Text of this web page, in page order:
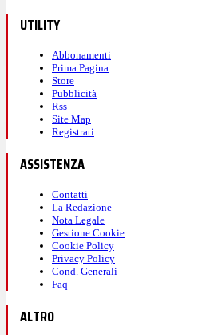
UTILITY
Abbonamenti
Prima Pagina
Store
Pubblicità
Rss
Site Map
Registrati
ASSISTENZA
Contatti
La Redazione
Nota Legale
Gestione Cookie
Cookie Policy
Privacy Policy
Cond. Generali
Faq
ALTRO